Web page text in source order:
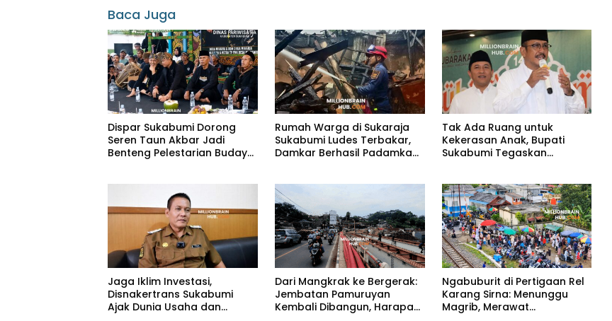
Baca Juga
Dispar Sukabumi Dorong
Seren Taun Akbar Jadi
Benteng Pelestarian Budaya
Rumah Warga di Sukaraja
Sukabumi Ludes Terbakar,
Damkar Berhasil Padamkan
Tak Ada Ruang untuk
Kekerasan Anak, Bupati
Sukabumi Tegaskan
Jaga Iklim Investasi,
Disnakertrans Sukabumi
Ajak Dunia Usaha dan
Dari Mangkrak ke Bergerak:
Jembatan Pamuruyan
Kembali Dibangun, Harapan
Ngabuburit di Pertigaan Rel
Karang Sirna: Menunggu
Magrib, Merawat